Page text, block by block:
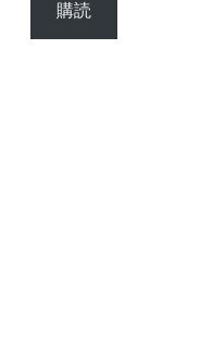
購読